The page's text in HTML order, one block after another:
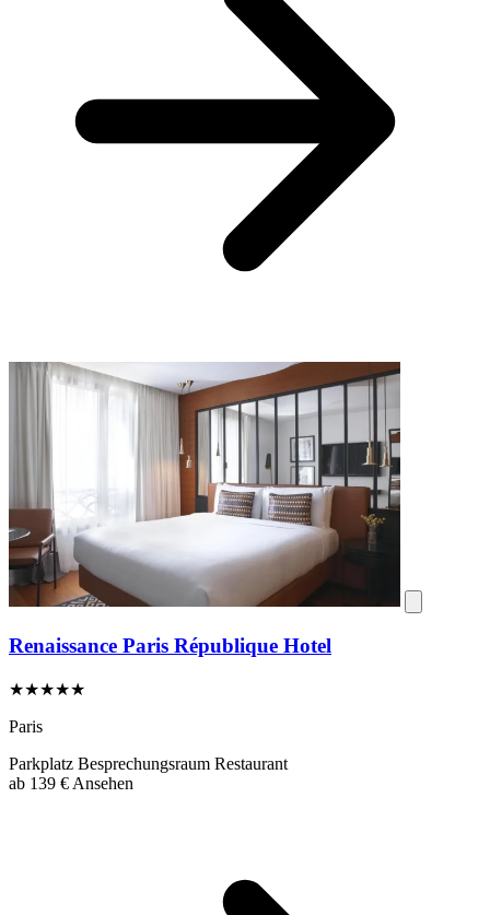
Renaissance Paris République Hotel
★★★★★
Paris
Parkplatz Besprechungsraum Restaurant
ab 139 € Ansehen